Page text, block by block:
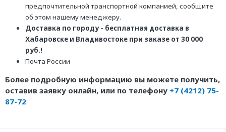
предпочтительной транспортной компанией, сообщите
об этом нашему менеджеру.
Доставка по городу - бесплатная доставка в
Хабаровске и Владивостоке при заказе от 30 000
руб.!
Почта России
Более подробную информацию вы можете получить,
оставив заявку онлайн, или по телефону +7 (4212) 75-
87-72